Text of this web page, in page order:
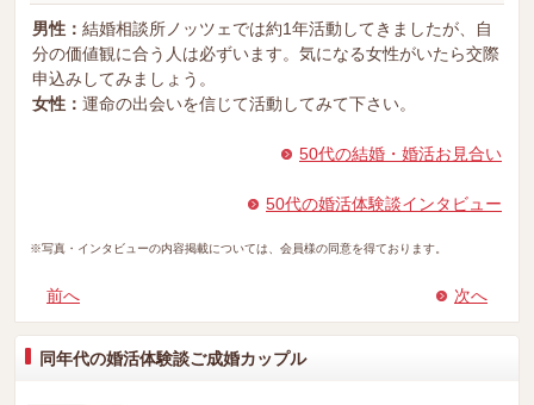
男性： 結婚相談所ノッツェでは約1年活動してきましたが、自
分の価値観に合う人は必ずいます。気になる女性がいたら交際
申込みしてみましょう。
女性： 運命の出会いを信じて活動してみて下さい。
50代の結婚・婚活お見合い
50代の婚活体験談インタビュー
※写真・インタビューの内容掲載については、会員様の同意を得ております。
前へ 次へ
同年代の婚活体験談ご成婚カップル